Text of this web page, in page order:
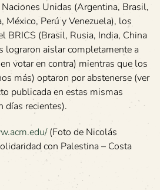
Unidas (Argentina, Brasil,
México, Perú y Venezuela), los
BRICS (Brasil, Rusia, India, China
lograron aislar completamente a
votar en contra) mientras que los
más) optaron por abstenerse (ver
publicada en estas mismas
días recientes).
(Foto de Nicolás
con Palestina – Costa